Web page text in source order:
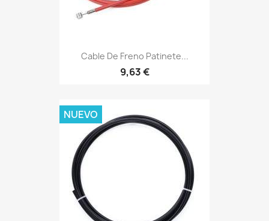
Cable De Freno Patinete...
9,63 €
NUEVO